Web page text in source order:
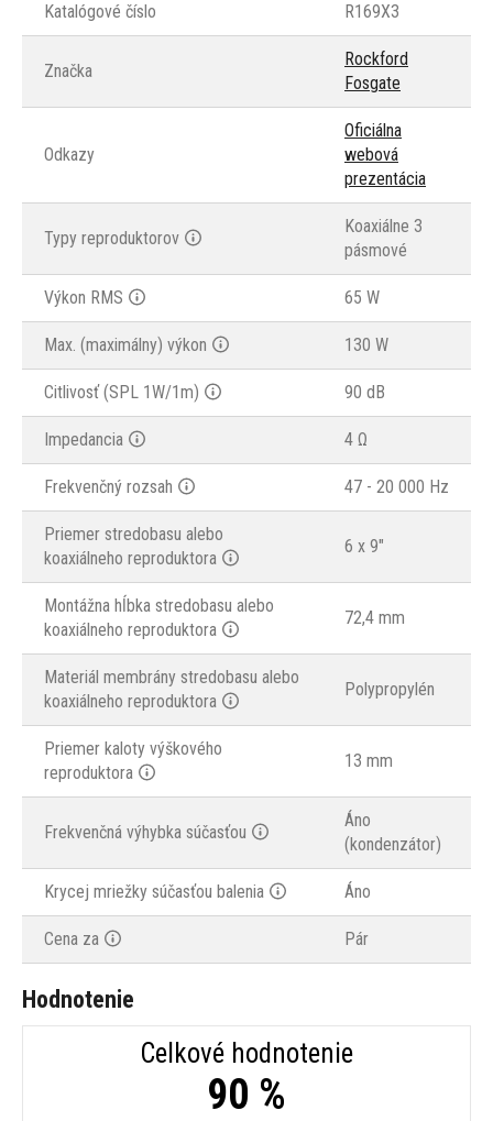
Katalógové číslo R169X3
Značka
Rockford
Fosgate
Odkazy
Oficiálna
webová
prezentácia
Typy reproduktorov
Koaxiálne 3
pásmové
Výkon RMS 65 W
Max. (maximálny) výkon 130 W
Citlivosť (SPL 1W/1m) 90 dB
Impedancia 4 Ω
Frekvenčný rozsah 47 - 20 000 Hz
Priemer stredobasu alebo
koaxiálneho reproduktora
6 x 9"
Montážna hĺbka stredobasu alebo
koaxiálneho reproduktora
72,4 mm
Materiál membrány stredobasu alebo
koaxiálneho reproduktora
Polypropylén
Priemer kaloty výškového
reproduktora
13 mm
Frekvenčná výhybka súčasťou
Áno
(kondenzátor)
Krycej mriežky súčasťou balenia Áno
Cena za Pár
Hodnotenie
Celkové hodnotenie
90 %